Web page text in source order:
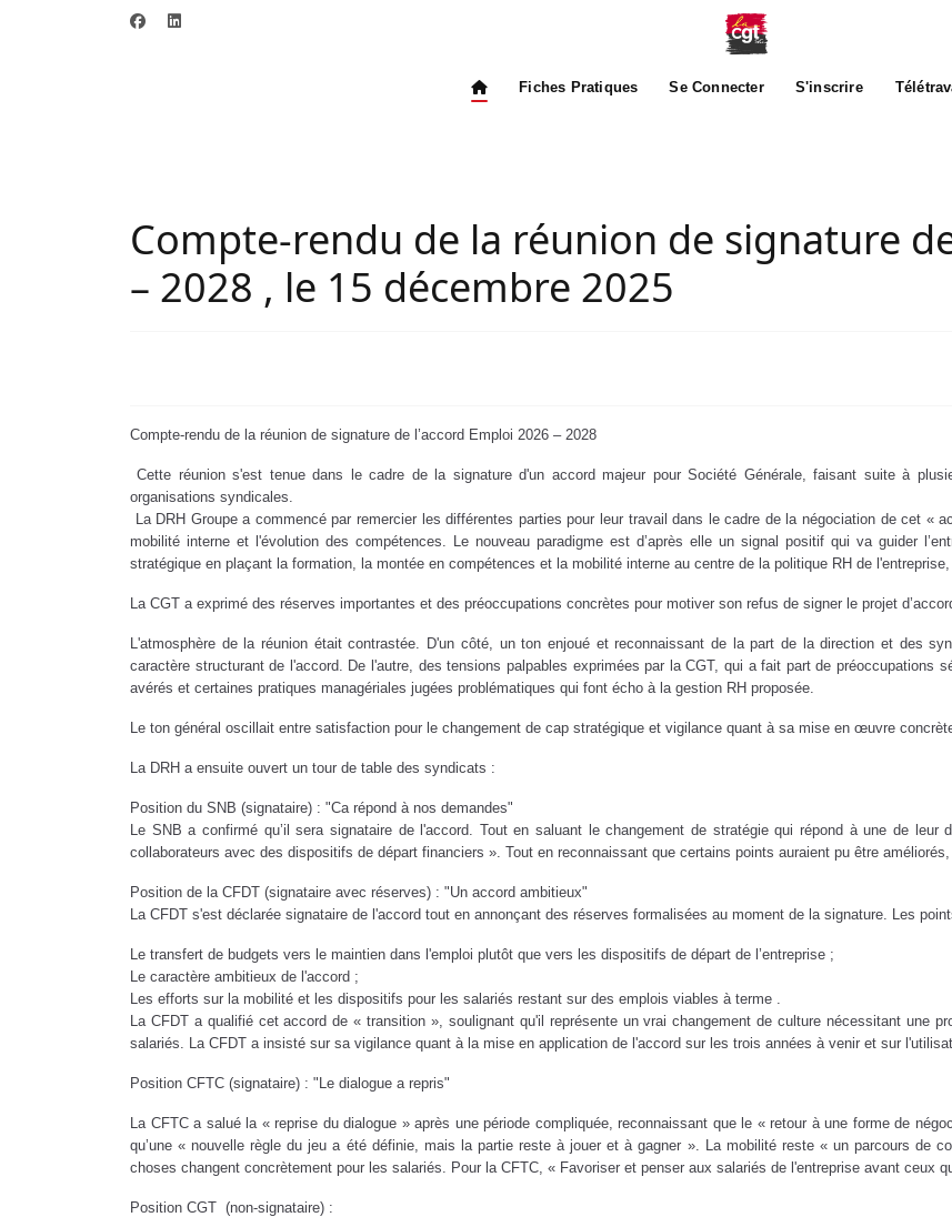
Fiches Pratiques Se Connecter S'inscrire
Compte-rendu de la réunion de signature
– 2028 , le 15 décembre 2025
Compte-rendu de la réunion de signature de l’accord Emploi 2026 – 2028
Cette réunion s'est tenue dans le cadre de la signature d'un accord majeur pour Société Générale, faisant suite à
organisations syndicales.
La DRH Groupe a commencé par remercier les différentes parties pour leur travail dans le cadre de la négociation de cet «
mobilité interne et l'évolution des compétences. Le nouveau paradigme est d’après elle un signal positif qui va guider
stratégique en plaçant la formation, la montée en compétences et la mobilité interne au centre de la politique RH de
La CGT a exprimé des réserves importantes et des préoccupations concrètes pour motiver son refus de signer le projet
L'atmosphère de la réunion était contrastée. D'un côté, un ton enjoué et reconnaissant de la part de la direction et des
caractère structurant de l'accord. De l'autre, des tensions palpables exprimées par la CGT, qui a fait part de préoccupations
avérés et certaines pratiques managériales jugées problématiques qui font écho à la gestion RH proposée.
Le ton général oscillait entre satisfaction pour le changement de cap stratégique et vigilance quant à sa mise en œuvre
La DRH a ensuite ouvert un tour de table des syndicats :
Position du SNB (signataire) : "Ca répond à nos demandes"
Le SNB a confirmé qu’il sera signataire de l'accord. Tout en saluant le changement de stratégie qui répond à une de
collaborateurs avec des dispositifs de départ financiers ». Tout en reconnaissant que certains points auraient pu être
Position de la CFDT (signataire avec réserves) : "Un accord ambitieux"
La CFDT s'est déclarée signataire de l'accord tout en annonçant des réserves formalisées au moment de la signature. Les
Le transfert de budgets vers le maintien dans l'emploi plutôt que vers les dispositifs de départ de l’entreprise ;
Le caractère ambitieux de l'accord ;
Les efforts sur la mobilité et les dispositifs pour les salariés restant sur des emplois viables à terme .
La CFDT a qualifié cet accord de « transition », soulignant qu'il représente un vrai changement de culture nécessitant une
salariés. La CFDT a insisté sur sa vigilance quant à la mise en application de l'accord sur les trois années à venir et sur
Position CFTC (signataire) : "Le dialogue a repris"
La CFTC a salué la « reprise du dialogue » après une période compliquée, reconnaissant que le « retour à une forme de
qu’une « nouvelle règle du jeu a été définie, mais la partie reste à jouer et à gagner ». La mobilité reste « un parcours de
choses changent concrètement pour les salariés. Pour la CFTC, « Favoriser et penser aux salariés de l'entreprise avant ceux
Position CGT (non-signataire) :